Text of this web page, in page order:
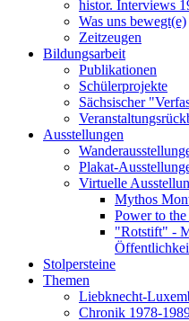
histor. Interviews
Was uns bewegt(e)
Zeitzeugen
Bildungsarbeit
Publikationen
Schülerprojekte
Sächsischer
Ausstellungen
Plakat-
Virtuelle
Mythos
Power to the
"Rotstift" -
Stolpersteine
Themen
Liebknecht-
Chronik 1978-